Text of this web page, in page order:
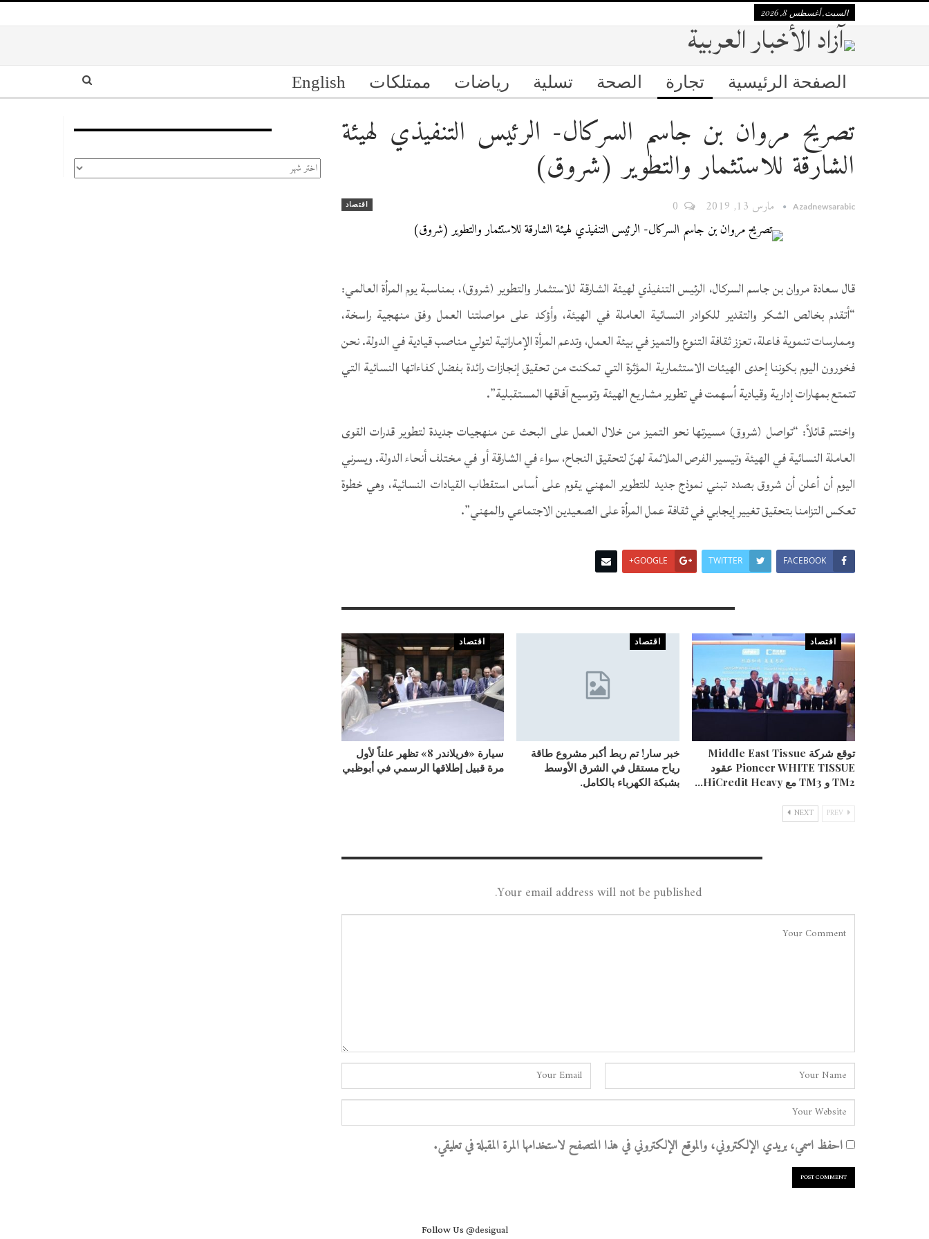
السبت, أغسطس 8, 2026
الصفحة الرئيسية تجارة الصحة تسلية رياضات ممتلكات English
تصريح مروان بن جاسم السركال- الرئيس التنفيذي لهيئة
الشارقة للاستثمار والتطوير (شروق)
اقتصاد Azadnewsarabic مارس 13, 2019
قال سعادة مروان بن جاسم السركال، الرئيس التنفيذي لهيئة الشارقة للاستثمار والتطوير (شروق)، بمناسبة يوم المرأة العالمي:
“أتقدم بخالص الشكر والتقدير للكوادر النسائية العاملة في الهيئة، وأؤكد على مواصلتنا العمل وفق منهجية راسخة،
وممارسات تنموية فاعلة، تعزز ثقافة التنوع والتميز في بيئة العمل، وتدعم المرأة الإماراتية لتولي مناصب قيادية في الدولة. نحن
فخورون اليوم بكوننا إحدى الهيئات الاستثمارية المؤثرة التي تمكنت من تحقيق إنجازات رائدة بفضل كفاءاتها النسائية التي
تتمتع بمهارات إدارية وقيادية أسهمت في تطوير مشاريع الهيئة وتوسيع آفاقها المستقبلية”.
واختتم قائلاً: “تواصل (شروق) مسيرتها نحو التميز من خلال العمل على البحث عن منهجيات جديدة لتطوير قدرات القوى
العاملة النسائية في الهيئة وتيسير الفرص الملائمة لهنّ لتحقيق النجاح، سواء في الشارقة أو في مختلف أنحاء الدولة. ويسرني
اليوم أن أعلن أن شروق بصدد تبني نموذج جديد للتطوير المهني يقوم على أساس استقطاب القيادات النسائية، وهي خطوة
تعكس التزامنا بتحقيق تغيير إيجابي في ثقافة عمل المرأة على الصعيدين الاجتماعي والمهني”.
FACEBOOK
TWITTER
GOOGLE+
اقتصاد
توقع شركة Middle East Tissue
Pioneer WHITE TISSUE عقود
TM2 و TM3 مع HiCredit Heavy…
اقتصاد
خبر سار! تم ربط أكبر مشروع طاقة
رياح مستقل في الشرق الأوسط
بشبكة الكهرباء بالكامل.
اقتصاد
سيارة «فريلاندر 8» تظهر علناً لأول
مرة قبيل إطلاقها الرسمي في أبوظبي
NEXT
Your email address will not be published.
احفظ اسمي، بريدي الإلكتروني، والموقع الإلكتروني في هذا المتصفح لاستخدامها المرة المقبلة في تعليقي.
الأرشيف
Follow Us@desigual